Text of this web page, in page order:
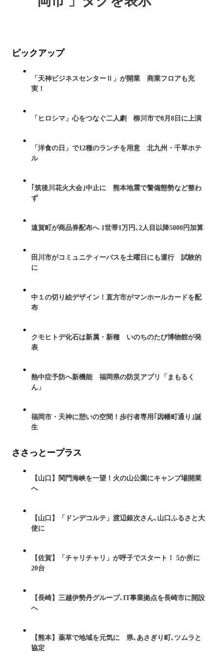
ピックアップ
「天神ビジネスセンターⅡ」が開業 商業フロアも充
実！
「ヒロシマ」心をつなぐ二人劇 柳川市で8月8日に上演
「洋食の日」で12種のランチを用意 北九州・千草ホテ
ル
｢筑後川花火大会｣中止に 熊本地震で警備態勢など整わ
ず
遠賀町が商品券配布へ 1世帯1万円､2人目以降5000円加算
田川市がコミュニティーバスを土曜日にも運行 試験的
に
中１の切り絵デザイン！直方市がマンホールカードを配
布
クモヒトデ化石は新属・新種 いのちのたび博物館が発
表
熱中症予防へ新機能 福岡県の防災アプリ「まもるく
ん」
福岡市・天神に憩いの空間！歩行者専用｢因幡町通り｣誕
生
ささっとープラス
【山口】関門海峡を一望！火の山公園にキャンプ場開業
へ
【山口】「ドンデコルテ」渡辺銀次さん､山口ふるさと大
使に
【佐賀】「チャリチャリ」が呼子でスタート！ 5か所に
20台
【長崎】三越伊勢丹グループ､IT事業拠点を長崎市に開設
へ
【熊本】薬草で地域を元気に 県､あさぎり町､ツムラと
協定